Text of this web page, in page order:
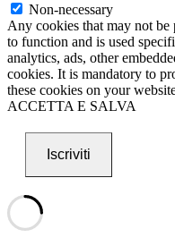
Non-necessary
Any cookies that may not be
to function and is used
analytics, ads, other
cookies. It is mandatory to
these cookies on your
ACCETTA E SALVA
Iscriviti